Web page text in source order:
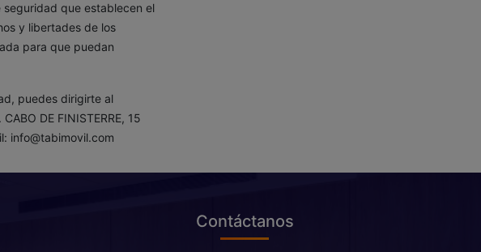
que establecen el
y libertades de los
para que puedan
puedes dirigirte al
DE FINISTERRE, 15
info@tabimovil.com
Contáctanos